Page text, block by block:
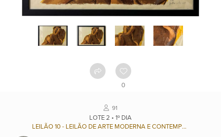
Sobre
Como
funciona
Contato
catálogo
0
91
LOTE 2 • 1º DIA
LEILÃO 10 - LEILÃO DE ARTE MODERNA E CONTEMPORÂNEA BRASILEIRA